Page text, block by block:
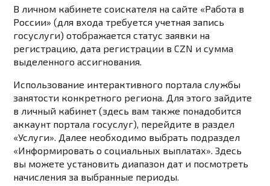
В личном кабинете соискателя на сайте «Работа в
России» (для входа требуется учетная запись
госуслуги) отображается статус заявки на
регистрацию, дата регистрации в CZN и сумма
выделенного ассигнования.
Использование интерактивного портала службы
занятости конкретного региона. Для этого зайдите
в личный кабинет (здесь вам также понадобится
аккаунт портала госуслуг), перейдите в раздел
«Услуги». Далее необходимо выбрать подраздел
«Информировать о социальных выплатах». Здесь
вы можете установить диапазон дат и посмотреть
начисления за выбранные периоды.